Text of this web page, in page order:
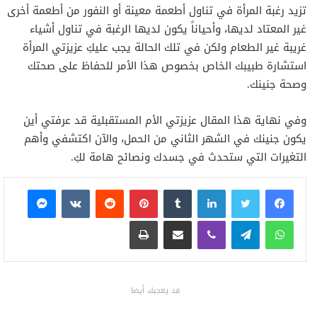
تزيد رغبة المرأة في تناول أطعمة معينة أو النفور من أطعمة أخرى
غير المعتاد لديها، وأحياناً يكون لديها الرغبة في تناول أشياء
غريبة غير الطعام ولكن في تلك الحالة يجب عليكِ عزيزتي المرأة
استشارة طبيبك الخاص بخصوص هذا الأمر للحفاظ على صحتك
وصحة جنينك.
وفي نهاية هذا المقال عزيزتي الأم المستقبلية قد عرفتي أين
يكون جنينك في الشهر الثاني من الحمل، والآن اكتشفي وأهم
التغيرات التي ستحدث في جسدك ونصائح هامة لكِ.
فيسبوكتويتر لينكدإن بينتيريست
ماسنجر
واتساب تيلقرام ڤايبر مشاركة عبر البريد طباعة
قد يعجبك أيضا